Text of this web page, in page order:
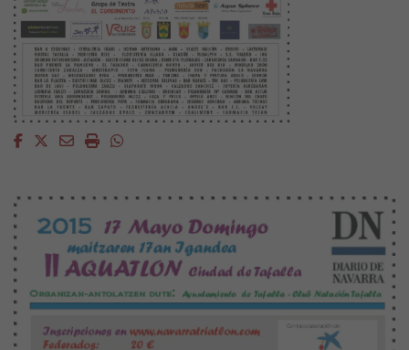
Facebook
Twitter
EmailImprimirWhatsapp